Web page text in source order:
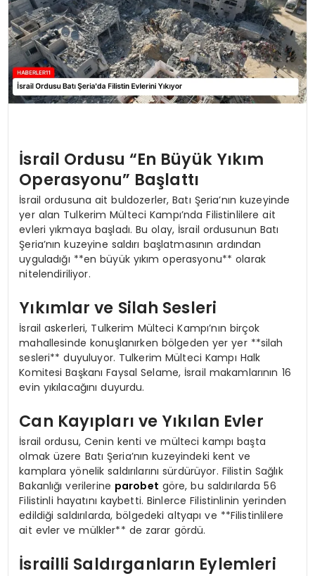
İsrail Ordusu “En Büyük Yıkım
Operasyonu” Başlattı
İsrail ordusuna ait buldozerler, Batı Şeria’nın kuzeyinde
yer alan Tulkerim Mülteci Kampı’nda Filistinlilere ait
evleri yıkmaya başladı. Bu olay, İsrail ordusunun Batı
Şeria’nın kuzeyine saldırı başlatmasının ardından
uyguladığı **en büyük yıkım operasyonu** olarak
nitelendiriliyor.
Yıkımlar ve Silah Sesleri
İsrail askerleri, Tulkerim Mülteci Kampı’nın birçok
mahallesinde konuşlanırken bölgeden yer yer **silah
sesleri** duyuluyor. Tulkerim Mülteci Kampı Halk
Komitesi Başkanı Faysal Selame, İsrail makamlarının 16
evin yıkılacağını duyurdu.
Can Kayıpları ve Yıkılan Evler
İsrail ordusu, Cenin kenti ve mülteci kampı başta
olmak üzere Batı Şeria’nın kuzeyindeki kent ve
kamplara yönelik saldırılarını sürdürüyor. Filistin Sağlık
Bakanlığı verilerine parobet göre, bu saldırılarda 56
Filistinli hayatını kaybetti. Binlerce Filistinlinin yerinden
edildiği saldırılarda, bölgedeki altyapı ve **Filistinlilere
ait evler ve mülkler** de zarar gördü.
İsrailli Saldırganların Eylemleri